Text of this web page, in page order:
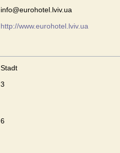
info@eurohotel.lviv.ua
http://www.eurohotel.lviv.ua
Stadt
3
6